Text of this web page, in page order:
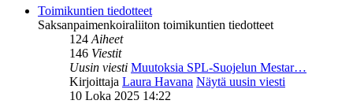
Toimikuntien tiedotteet
Saksanpaimenkoiraliiton toimikuntien tiedotteet
124Aiheet
146 Viestit
Uusin viesti Muutoksia SPL-Suojelun Mestar…
Kirjoittaja Laura Havana Näytä uusin viesti
10 Loka 2025 14:22